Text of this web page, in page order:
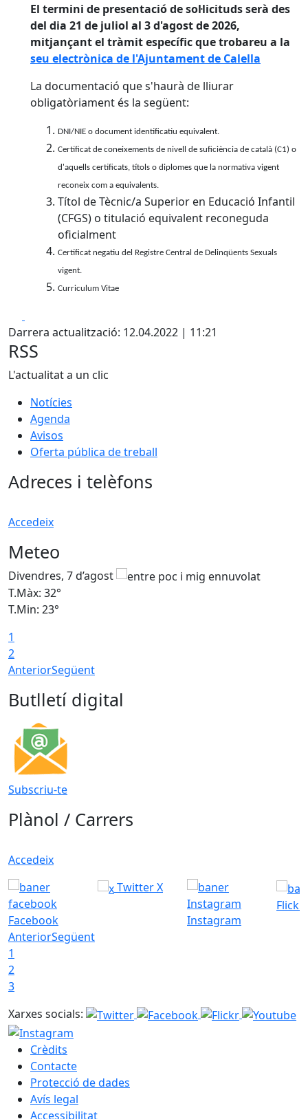
El termini de presentació de sol·licituds serà des
del dia 21 de juliol al 3 d'agost de 2026,
mitjançant el tràmit específic que trobareu a la
seu electrònica de l'Ajuntament de Calella
La documentació que s'haurà de lliurar
obligatòriament és la següent:
DNI/NIE o document identificatiu equivalent.
Certificat de coneixements de nivell de suficiència de català (C1) o
d'aquells certificats, títols o diplomes que la normativa vigent
reconeix com a equivalents.
Títol de Tècnic/a Superior en Educació Infantil
(CFGS) o titulació equivalent reconeguda
oficialment
Certificat negatiu del Registre Central de Delinqüents Sexuals
vigent.
Curriculum Vitae
Darrera actualització: 12.04.2022 | 11:21
RSS
L'actualitat a un clic
Notícies
Agenda
Avisos
Oferta pública de treball
Adreces i telèfons
Accedeix
Meteo
Divendres, 7 d’agost
T.Màx: 32°
T.Min: 23°
1
2
AnteriorSegüent
Butlletí digital
Subscriu-te
Plànol / Carrers
Accedeix
Facebook
Twitter X
Instagram
Flickr
AnteriorSegüent
1
2
3
Xarxes socials:
Crèdits
Contacte
Protecció de dades
Avís legal
Accessibilitat